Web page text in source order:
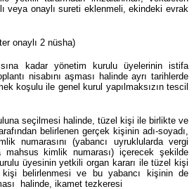
veya onaylı sureti eklenmeli, ekindeki evrak
onaylı 2 nüsha)
kadar yönetim kurulu üyelerinin istifa
nisabını aşması halinde ayrı tarihlerde
koşulu ile genel kurul yapılmaksızın tescil
seçilmesi halinde, tüzel kişi ile birlikte ve
belirlenen gerçek kişinin adı-soyadı,
numarasını (yabancı uyruklularda vergi
mahsus kimlik numarası) içerecek şekilde
üyesinin yetkili organ kararı ile tüzel kişi
kişi belirlenmesi ve bu yabancı kişinin de
halinde, ikamet tezkeresi